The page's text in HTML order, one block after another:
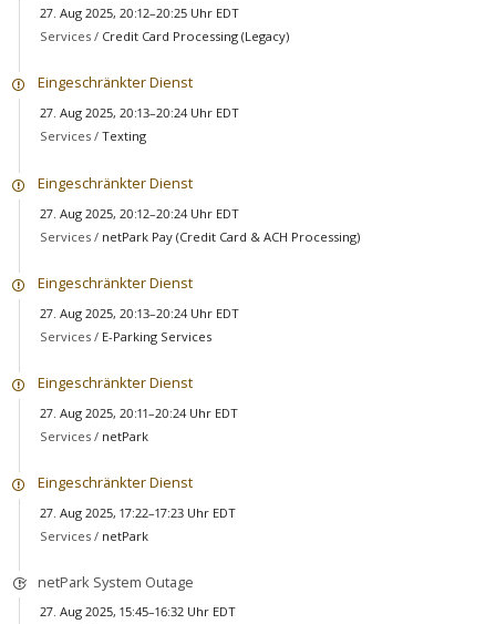
27. Aug 2025, 20:12–20:25 Uhr EDT
Services / Credit Card Processing (Legacy)
Eingeschränkter Dienst
27. Aug 2025, 20:13–20:24 Uhr EDT
Services / Texting
Eingeschränkter Dienst
27. Aug 2025, 20:12–20:24 Uhr EDT
Services / netPark Pay (Credit Card & ACH Processing)
Eingeschränkter Dienst
27. Aug 2025, 20:13–20:24 Uhr EDT
Services / E-Parking Services
Eingeschränkter Dienst
27. Aug 2025, 20:11–20:24 Uhr EDT
Services / netPark
Eingeschränkter Dienst
27. Aug 2025, 17:22–17:23 Uhr EDT
Services / netPark
netPark System Outage
27. Aug 2025, 15:45–16:32 Uhr EDT